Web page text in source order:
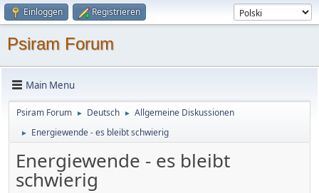
Einloggen Registrieren
Psiram Forum
Main Menu
Psiram Forum ► Deutsch ► Allgemeine Diskussionen
► Energiewende - es bleibt schwierig
Energiewende - es bleibt
schwierig